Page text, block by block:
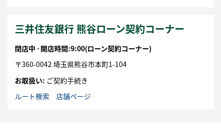
三井住友銀行 熊谷ローン契約コーナー
閉店中 ⋅ 開店時間:9:00(ローン契約コーナー)
〒360-0042 埼玉県熊谷市本町1-104
お取扱い: ご契約手続き
ルート検索
店舗ページ